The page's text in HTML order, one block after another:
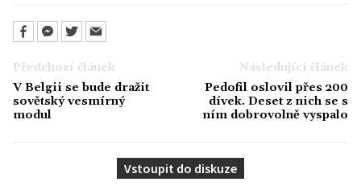
Předchozí článek
V Belgii se bude dražit
sovětský vesmírný
modul
Následující článek
Pedofil oslovil přes 200
dívek. Deset z nich se s
ním dobrovolně vyspalo
Vstoupit do diskuze